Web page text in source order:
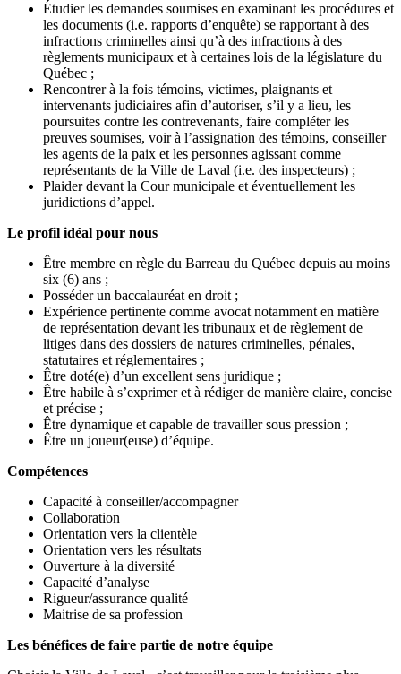
Étudier les demandes soumises en examinant les procédures et
les documents (i.e. rapports d’enquête) se rapportant à des
infractions criminelles ainsi qu’à des infractions à des
règlements municipaux et à certaines lois de la législature du
Québec ;
Rencontrer à la fois témoins, victimes, plaignants et
intervenants judiciaires afin d’autoriser, s’il y a lieu, les
poursuites contre les contrevenants, faire compléter les
preuves soumises, voir à l’assignation des témoins, conseiller
les agents de la paix et les personnes agissant comme
représentants de la Ville de Laval (i.e. des inspecteurs) ;
Plaider devant la Cour municipale et éventuellement les
juridictions d’appel.
Le profil idéal pour nous
Être membre en règle du Barreau du Québec depuis au moins
six (6) ans ;
Posséder un baccalauréat en droit ;
Expérience pertinente comme avocat notamment en matière
de représentation devant les tribunaux et de règlement de
litiges dans des dossiers de natures criminelles, pénales,
statutaires et réglementaires ;
Être doté(e) d’un excellent sens juridique ;
Être habile à s’exprimer et à rédiger de manière claire, concise
et précise ;
Être dynamique et capable de travailler sous pression ;
Être un joueur(euse) d’équipe.
Compétences
Capacité à conseiller/accompagner
Collaboration
Orientation vers la clientèle
Orientation vers les résultats
Ouverture à la diversité
Capacité d’analyse
Rigueur/assurance qualité
Maitrise de sa profession
Les bénéfices de faire partie de notre équipe